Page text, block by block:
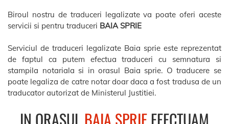
Biroul nostru de traduceri legalizate va poate oferi aceste
servicii si pentru traduceri BAIA SPRIE
Serviciul de traduceri legalizate Baia sprie este reprezentat
de faptul ca putem efectua traduceri cu semnatura si
stampila notariala si in orasul Baia sprie. O traducere se
poate legaliza de catre notar doar daca a fost tradusa de un
traducator autorizat de Ministerul Justitiei.
IN ORASULBAIA SPRIE EFECTUAM